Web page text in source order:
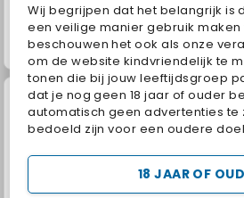
Wij begrijpen dat het belangrijk is
een veilige manier gebruik maken
beschouwen het ook als onze
om de website kindvriendelijk te
tonen die bij jouw leeftijdsgroep
dat je nog geen 18 jaar of ouder
automatisch geen advertenties te
bedoeld zijn voor een oudere
18 JAAR OF
Jewel Garden Story